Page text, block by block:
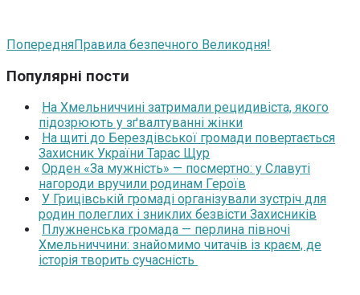
ПопередняПравила безпечного Великодня!
Популярні пости
На Хмельниччині затримали рецидивіста, якого
підозрюють у зґвалтуванні жінки
На щиті до Берездівської громади повертається
Захисник України Тарас Щур
Орден «За мужність» — посмертно: у Славуті
нагороди вручили родинам Героїв
У Грицівській громаді організували зустріч для
родин полеглих і зниклих безвісти Захисників
Плужненська громада — перлина півночі
Хмельниччини: знайомимо читачів із краєм, де
історія творить сучасність